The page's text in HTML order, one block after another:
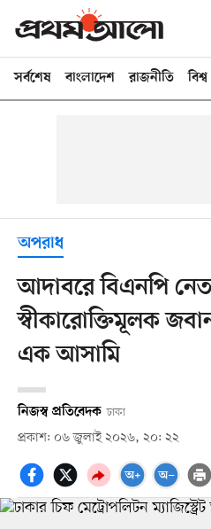
সর্বশেষ বাংলাদেশ রাজনীতি বিশ্ব
অপরাধ
আদাবরে বিএনপি
স্বীকারোক্তিমূলক
এক আসামি
নিজস্ব প্রতিবেদক ঢাকা
প্রকাশ: ০৬ জুলাই ২০২৬, ২০: ২২